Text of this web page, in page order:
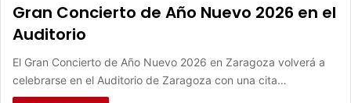
Gran Concierto de Año Nuevo 2026 en el
Auditorio
El Gran Concierto de Año Nuevo 2026 en Zaragoza volverá a
celebrarse en el Auditorio de Zaragoza con una cita…